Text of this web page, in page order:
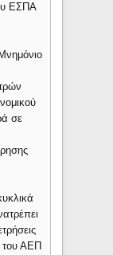
ΕΣΠΑ
σε
του ΑΕΠ